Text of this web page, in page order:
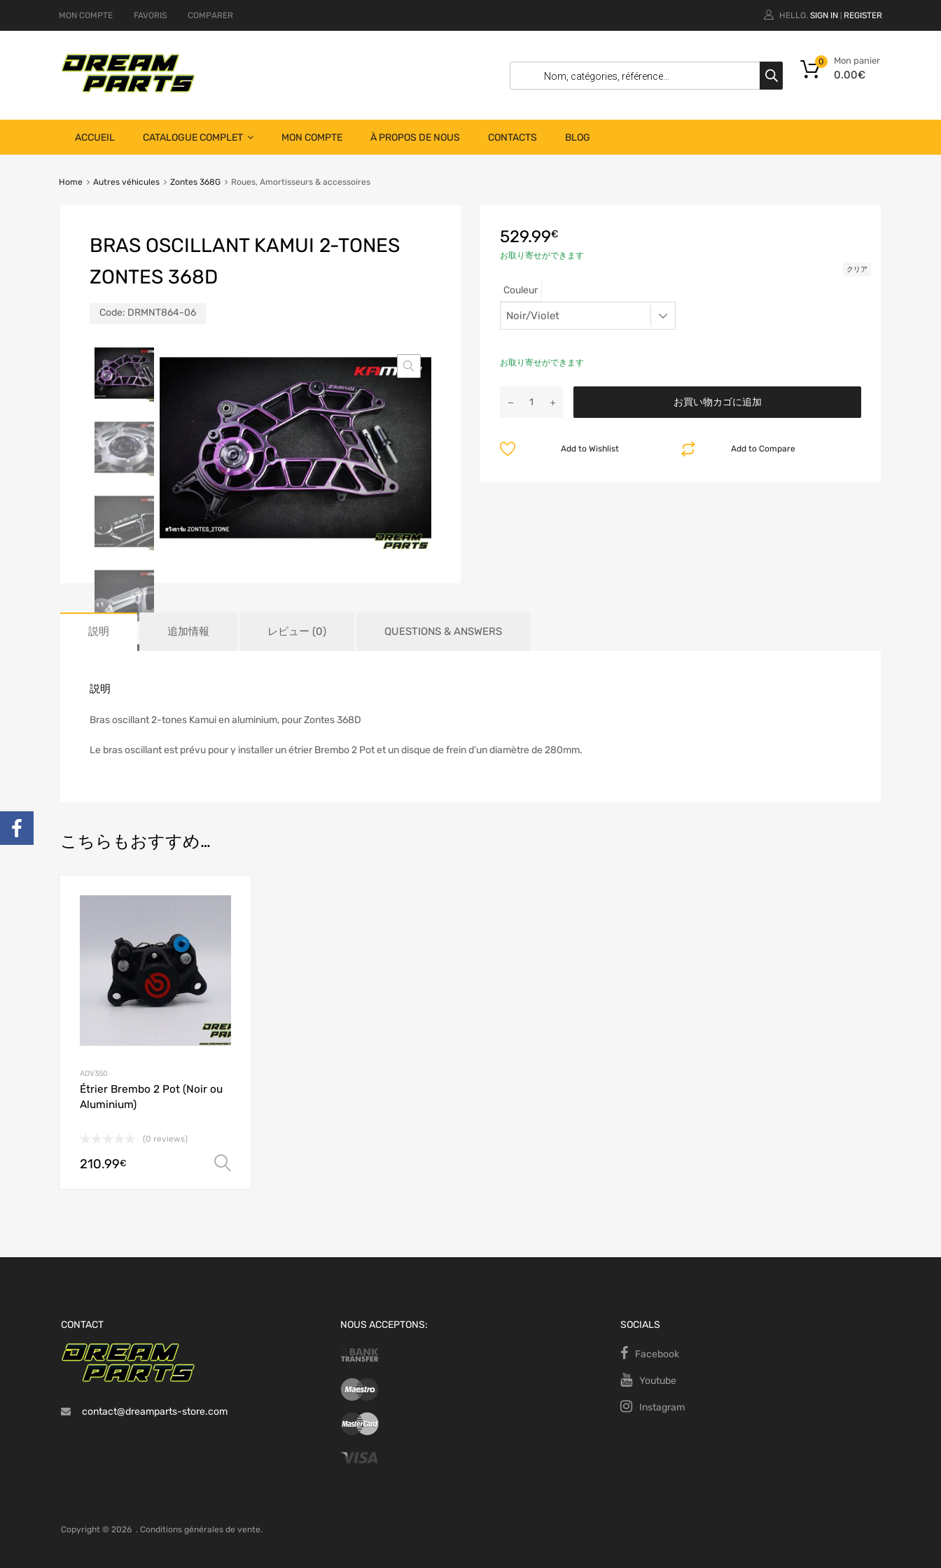
MON COMPTE FAVORIS COMPARER HELLO. SIGN IN REGISTER
Mon panier
0.00€
0
ACCUEIL CATALOGUE COMPLET MON COMPTE À PROPOS DE NOUS CONTACTS BLOG
Home Autres véhicules Zontes 368G Roues, Amortisseurs & accessoires
BRAS OSCILLANT KAMUI 2-TONES
ZONTES 368D
Code: DRMNT864-06
529.99€
お取り寄せができます
Couleur
クリア
お取り寄せができます
お買い物カゴに追加
Add to Compare
Add to Wishlist
説明 追加情報 レビュー (0) QUESTIONS & ANSWERS
説明
Bras oscillant 2-tones Kamui en aluminium, pour Zontes 368D
Le bras oscillant est prévu pour y installer un étrier Brembo 2 Pot et un disque de frein d’un diamètre de 280mm.
こちらもおすすめ…
ADV350
Étrier Brembo 2 Pot (Noir ou
Aluminium)
(0 reviews)
210.99€
CONTACT
contact@dreamparts-store.com
NOUS ACCEPTONS: SOCIALS
Facebook
Youtube
Instagram
Copyright © 2026 . Conditions générales de vente.